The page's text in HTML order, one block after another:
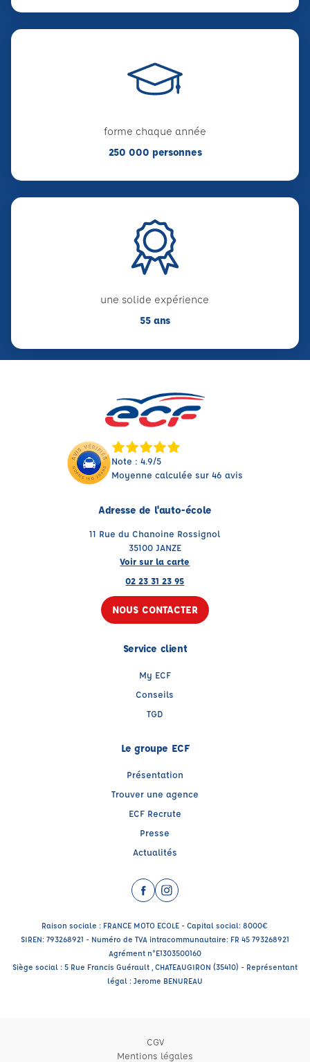
forme chaque année
250 000 personnes
une solide expérience
55 ans
Note : 4.9/5
Moyenne calculée sur 46 avis
Adresse de l'auto-école
11 Rue du Chanoine Rossignol
35100 JANZE
Voir sur la carte
02 23 31 23 95
NOUS CONTACTER
Service client
My ECF
Conseils
TGD
Le groupe ECF
Présentation
Trouver une agence
ECF Recrute
Presse
Actualités
Facebook (nouvelle fenêtre)
Instagram (nouvelle fenêtre)
Raison sociale : FRANCE MOTO ECOLE - Capital social: 8000€
SIREN: 793268921 - Numéro de TVA intracommunautaire: FR 45 793268921
Agrément n°E1303500160
Siège social : 5 Rue Francis Guérault , CHATEAUGIRON (35410) - Représentant
légal : Jerome BENUREAU
CGV
Mentions légales